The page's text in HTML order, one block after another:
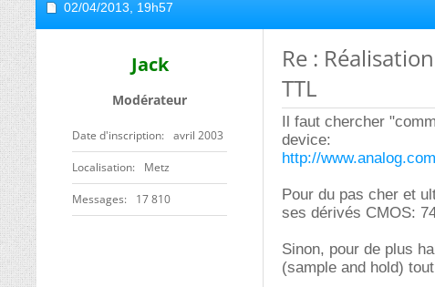
02/04/2013, 19h57
Jack
Modérateur
Date d'inscription avril 2003
Localisation Metz
Messages 17 810
Re :
TTL
Il faut chercher
device:
http://
Pour du pas cher et
ses dérivés CMOS:
Sinon, pour de plus
(sample and hold)